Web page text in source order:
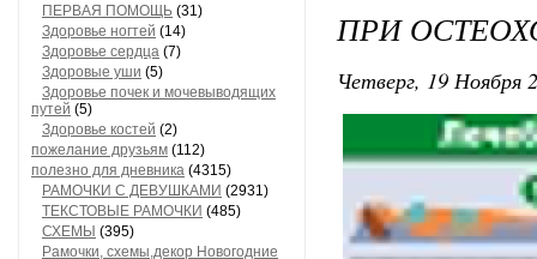
ПЕРВАЯ ПОМОЩЬ (31)
Здоровье ногтей (14)
Здоровье сердца (7)
Здоровые уши (5)
Здоровье почек и мочевыводящих
путей (5)
Здоровье костей (2)
пожелание друзьям (112)
полезно для дневника (4315)
РАМОЧКИ С ДЕВУШКАМИ (2931)
ТЕКСТОВЫЕ РАМОЧКИ (485)
СХЕМЫ (395)
Рамочки, схемы,декор Новогодние
ПРИ
Четверг, 19 Ноября